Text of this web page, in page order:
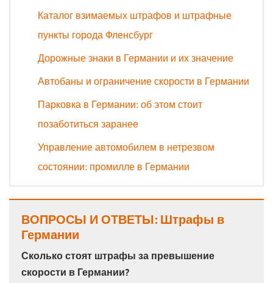
Каталог взимаемых штрафов и штрафные
пункты города Фленсбург
Дорожные знаки в Германии и их значение
Автобаны и ограничение скорости в Германии
Парковка в Германии: об этом стоит
позаботиться заранее
Управление автомобилем в нетрезвом
состоянии: промилле в Германии
ВОПРОСЫ И ОТВЕТЫ: Штрафы в
Германии
Сколько стоят штрафы за превышение
скорости в Германии?